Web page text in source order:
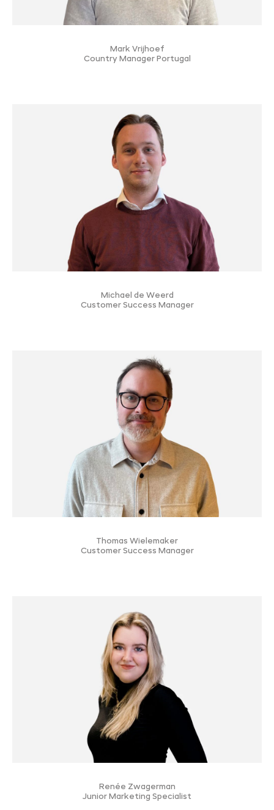
Mark Vrijhoef
Country Manager Portugal
Michael de Weerd
Customer Success Manager
Thomas Wielemaker
Customer Success Manager
Renée Zwagerman
Junior Marketing Specialist